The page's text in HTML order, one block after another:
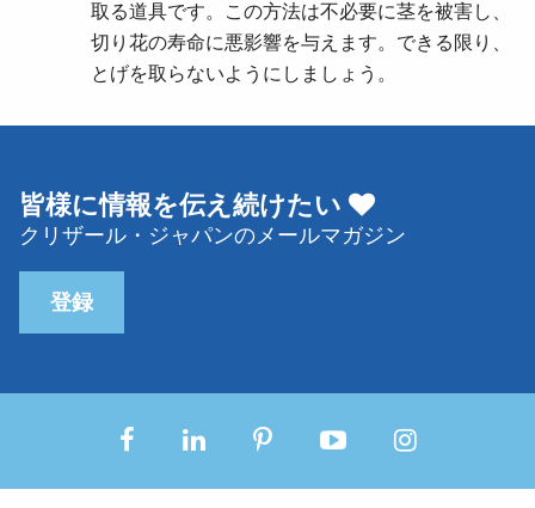
取る道具です。この方法は不必要に茎を被害し、
切り花の寿命に悪影響を与えます。できる限り、
とげを取らないようにしましょう。
皆様に情報を伝え続けたい
クリザール・ジャパンのメールマガジン
登録